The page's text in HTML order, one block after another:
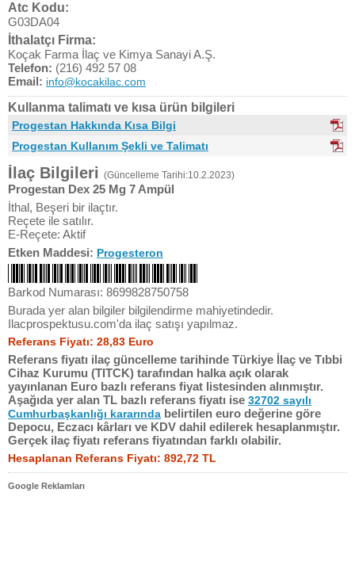
Atc Kodu:
G03DA04
İthalatçı Firma:
Koçak Farma İlaç ve Kimya Sanayi A.Ş.
Telefon: (216) 492 57 08
Email: info@kocakilac.com
Kullanma talimatı ve kısa ürün bilgileri
Progestan Hakkında Kısa Bilgi
Progestan Kullanım Şekli ve Talimatı
İlaç Bilgileri (Güncelleme Tarihi:10.2.2023)
Progestan Dex 25 Mg 7 Ampül
İthal, Beşeri bir ilaçtır.
Reçete ile satılır.
E-Reçete: Aktif
Etken Maddesi: Progesteron
Barkod Numarası: 8699828750758
Burada yer alan bilgiler bilgilendirme mahiyetindedir.
Ilacprospektusu.com'da ilaç satışı yapılmaz.
Referans Fiyatı: 28,83 Euro
Referans fiyatı ilaç güncelleme tarihinde Türkiye İlaç ve Tıbbi
Cihaz Kurumu (TITCK) tarafından halka açık olarak
yayınlanan Euro bazlı referans fiyat listesinden alınmıştır.
Aşağıda yer alan TL bazlı referans fiyatı ise 32702 sayılı
Cumhurbaşkanlığı kararında belirtilen euro değerine göre
Depocu, Eczacı kârları ve KDV dahil edilerek hesaplanmıştır.
Gerçek ilaç fiyatı referans fiyatından farklı olabilir.
Hesaplanan Referans Fiyatı: 892,72 TL
Google Reklamları